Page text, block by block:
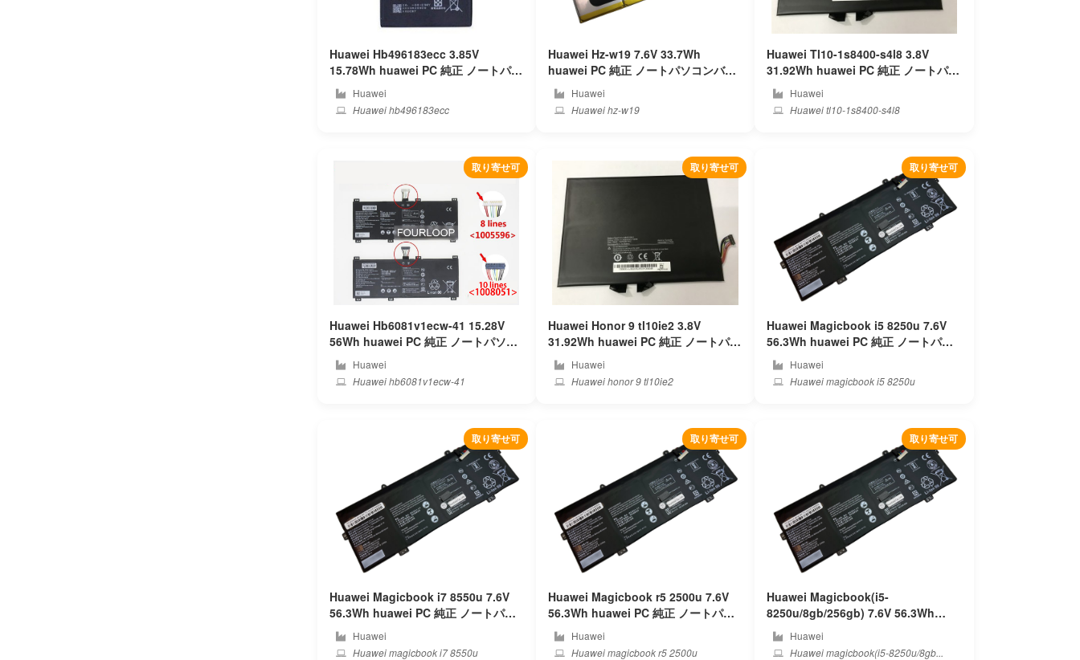
Huawei Hb496183ecc 3.85V
15.78Wh huawei PC 純正 ノートパソ
コンバッテリー
Huawei
Huawei hb496183ecc
Huawei Hz-w19 7.6V 33.7Wh
huawei PC 純正 ノートパソコンバッ
テリーHuawei
Huawei hz-w19
Huawei Tl10-1s8400-s4l8 3.8V
31.92Wh huawei PC 純正 ノートパソ
コンバッテリー
Huawei
Huawei tl10-1s8400-s4l8
取り寄せ可
Huawei Hb6081v1ecw-41 15.28V
56Wh huawei PC 純正 ノートパソコ
ンバッテリー
Huawei
Huawei hb6081v1ecw-41
取り寄せ可
Huawei Honor 9 tl10ie2 3.8V
31.92Wh huawei PC 純正 ノートパソ
コンバッテリー
Huawei
Huawei honor 9 tl10ie2
取り寄せ可
Huawei Magicbook i5 8250u 7.6V
56.3Wh huawei PC 純正 ノートパソ
コンバッテリー
Huawei
Huawei magicbook i5 8250u
取り寄せ可
Huawei Magicbook i7 8550u 7.6V
56.3Wh huawei PC 純正 ノートパソ
コンバッテリー
Huawei
Huawei magicbook i7 8550u
取り寄せ可
Huawei Magicbook r5 2500u 7.6V
56.3Wh huawei PC 純正 ノートパソ
コンバッテリー
Huawei
Huawei magicbook r5 2500u
取り寄せ可
Huawei Magicbook(i5-
8250u/8gb/256gb) 7.6V 56.3Wh
huawei PC 純正 ノートパソコンバッ
テリー
Huawei
Huawei magicbook(i5-8250u/8gb...